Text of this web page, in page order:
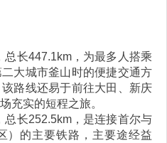
长447.1km，为最多人搭乘
大城市釜山时的便捷交通方
路线还易于前往大田、新庆
充实的短程之旅。
长252.5km，是连接首尔与
）的主要铁路，主要途经益